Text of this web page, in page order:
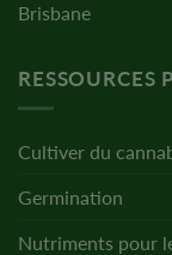
Brisbane
RESSOURCES
Cultiver du
Germination
Nutriments pour